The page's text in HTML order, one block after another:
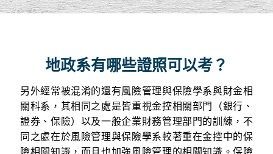
地政系有哪些證照可以考？
另外經常被混淆的還有風險管理與保險學系與財金相
關科系，其相同之處是皆重視金控相關部門（銀行、
證券、保險）以及一般企業財務管理部門的訓練，不
同之處在於風險管理與保險學系較著重在金控中的保